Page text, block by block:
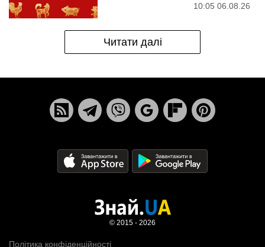
10:05 06.08.26
Читати далі
Політика конфіденційності
© 2015 - 2026